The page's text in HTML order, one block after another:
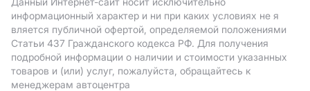
информационный характер и ни при каких условиях не я
вляется публичной офертой, определяемой положениями
Статьи 437 Гражданского кодекса РФ. Для получения
подробной информации о наличии и стоимости указанных
товаров и (или) услуг, пожалуйста, обращайтесь к
менеджерам автоцентра